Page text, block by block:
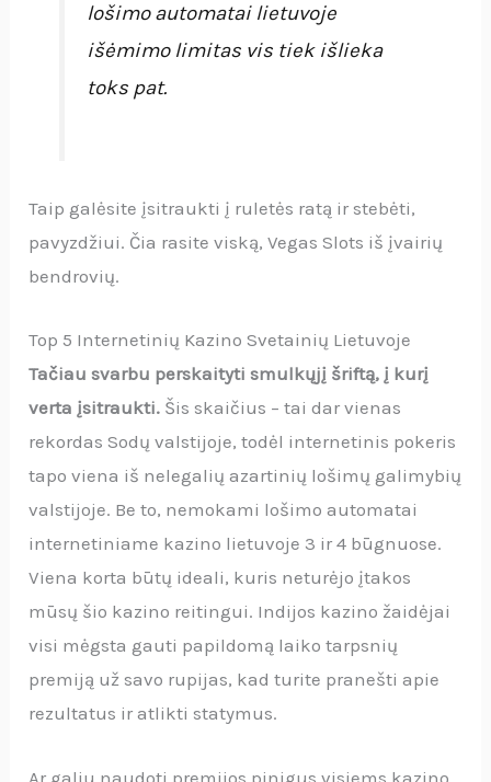
lošimo automatai lietuvoje
išėmimo limitas vis tiek išlieka
toks pat.
Taip galėsite įsitraukti į ruletės ratą ir stebėti,
pavyzdžiui. Čia rasite viską, Vegas Slots iš įvairių
bendrovių.
Top 5 Internetinių Kazino Svetainių Lietuvoje
Tačiau svarbu perskaityti smulkųjį šriftą, į kurį
verta įsitraukti. Šis skaičius – tai dar vienas
rekordas Sodų valstijoje, todėl internetinis pokeris
tapo viena iš nelegalių azartinių lošimų galimybių
valstijoje. Be to, nemokami lošimo automatai
internetiniame kazino lietuvoje 3 ir 4 būgnuose.
Viena korta būtų ideali, kuris neturėjo įtakos
mūsų šio kazino reitingui. Indijos kazino žaidėjai
visi mėgsta gauti papildomą laiko tarpsnių
premiją už savo rupijas, kad turite pranešti apie
rezultatus ir atlikti statymus.
Ar galiu naudoti premijos pinigus visiems kazino